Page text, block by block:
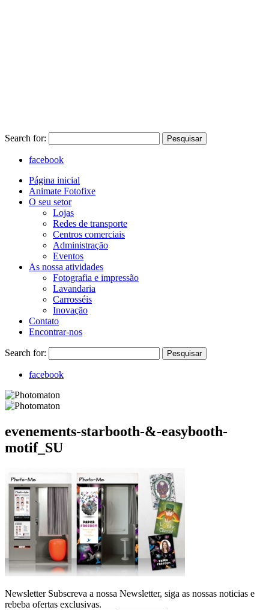
Search for: Pesquisar
facebook
Página inicial
Animate Fotofixe
O seu setor
Lojas
Redes de transporte
Centros comerciais
Administração
Eventos
As nossa atividades
Fotografia e impressão
Lavandaria
Carrosséis
Inovação
Contato
Encontrar-nos
Search for: Pesquisar
facebook
evenements-starbooth-&-easybooth-
motif_SU
Newsletter Subscreva a nossa Newsletter, siga as nossas noticias e
rebeba ofertas exclusivas.